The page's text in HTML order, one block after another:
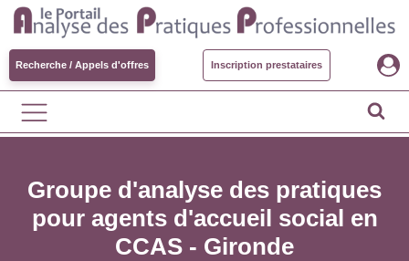
Recherche / Appels d'offres Inscription prestataires
Groupe d'analyse des pratiques
pour agents d'accueil social en
CCAS - Gironde